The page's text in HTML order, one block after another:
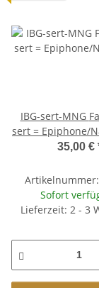
IBG-sert-MNG Faber IBG-
sert = Epiphone/
'59 ABR
plated,
35,00 €
Sofort
Lieferzeit: 2 - 3